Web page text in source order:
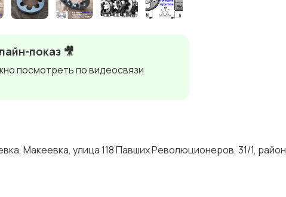
показ 🎥
посмотреть по видеосвязи
Макеевка, улица 118 Павших Революционеров, 31/1, район